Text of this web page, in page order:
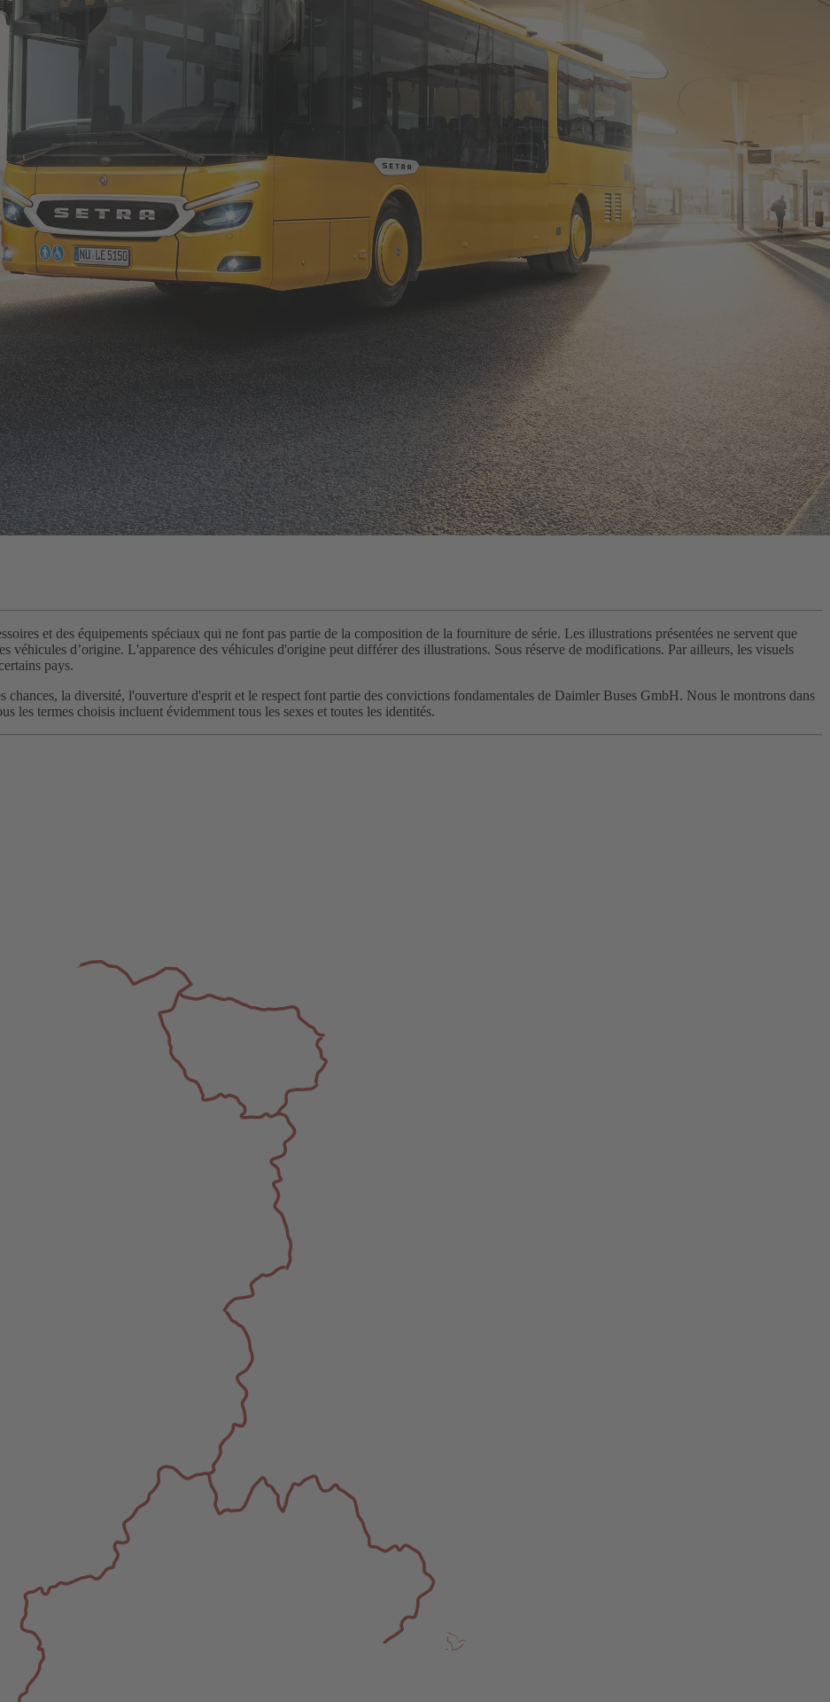
et des équipements spéciaux qui ne font pas partie de la composition de la fourniture de série. Les illustrations présentées ne servent que
véhicules d’origine. L'apparence des véhicules d'origine peut différer des illustrations. Sous réserve de modifications. Par ailleurs, les visuels
pays.
chances, la diversité, l'ouverture d'esprit et le respect font partie des convictions fondamentales de Daimler Buses GmbH. Nous le montrons dans
les termes choisis incluent évidemment tous les sexes et toutes les identités.